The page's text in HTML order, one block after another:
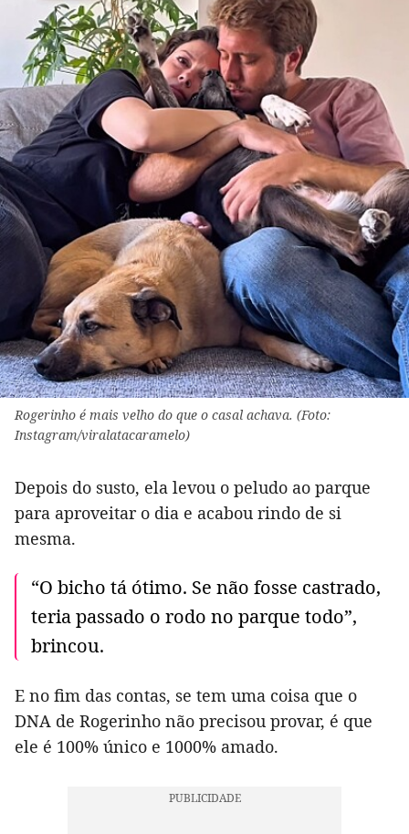
Rogerinho é mais velho do que o casal achava. (Foto:
Instagram/viralatacaramelo)
Depois do susto, ela levou o peludo ao parque
para aproveitar o dia e acabou rindo de si
mesma.
“O bicho tá ótimo. Se não fosse castrado,
teria passado o rodo no parque todo”,
brincou.
E no fim das contas, se tem uma coisa que o
DNA de Rogerinho não precisou provar, é que
ele é 100% único e 1000% amado.